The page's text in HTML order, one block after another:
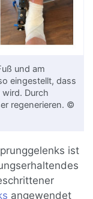
und am
eingestellt, dass
Durch
regenerieren. ©
ist
angewendet